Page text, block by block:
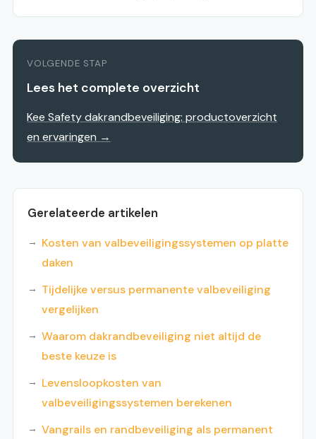
VOLGENDE STAP
Lees het complete overzicht
Kee Safety dakrandbeveiliging: productoverzicht
en ervaringen →
Gerelateerde artikelen
Kosten van valbeveiligingssystemen op platte
daken
Tijdelijke versus permanente valbeveiliging
vergelijken
Waarom dakrandbeveiliging niet altijd de
beste keuze is
Levensloopkosten van
valbeveiligingssystemen berekenen
Vangrails en randbeveiliging als permanent